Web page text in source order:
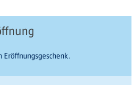
Eröffnungsgeschenk.